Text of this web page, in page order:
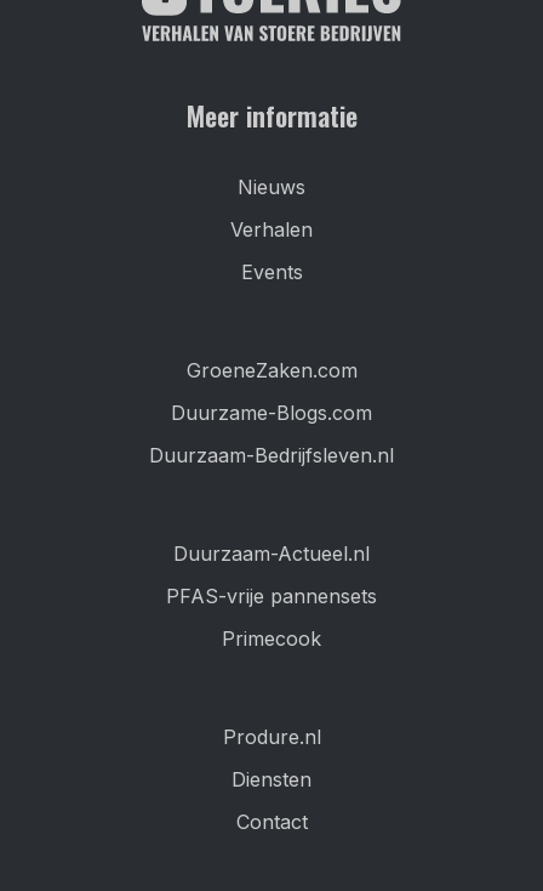
Meer informatie
Nieuws
Verhalen
Events
GroeneZaken.com
Duurzame-Blogs.com
Duurzaam-Bedrijfsleven.nl
Duurzaam-Actueel.nl
PFAS-vrije pannensets
Primecook
Produre.nl
Diensten
Contact